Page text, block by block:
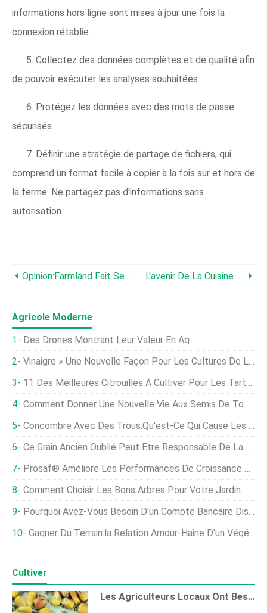
informations hors ligne sont mises à jour une fois la
connexion rétablie.
5. Collectez des données complètes et de qualité afin
de pouvoir exécuter les analyses souhaitées.
6. Protégez les données avec des mots de passe
sécurisés.
7. Définir une stratégie de partage de fichiers, qui
comprend un format facile à copier à la fois sur et hors de
la ferme. Ne partagez pas d'informations sans
autorisation.
Opinion:Farmland Fait Ses Preuves Une Fois De Plus L'avenir De La Cuisine Américaine :une Discussion Entre Terre Et Mer
Agricole Moderne
Des Drones Montrant Leur Valeur En Ag
Vinaigre » Une Nouvelle Façon Pour Les Cultures De Lutter Contre La Sécheresse ?
11 Des Meilleures Citrouilles À Cultiver Pour Les Tartes, Purée, Et Autres Friandises
Comment Donner Une Nouvelle Vie Aux Semis De Tomates Aux Longues Jambes
Concombre Avec Des Trous:Qu'est-Ce Qui Cause Les Trous Dans Les Concombres
Ce Grain Ancien Oublié Peut Être Responsable De La Société Telle Que Nous La Connaissons
Prosaf® Améliore Les Performances De Croissance Des Crevettes Nourries Avec Un Régime Pauvre En Farine De Poisson
Comment Choisir Les Bons Arbres Pour Votre Jardin
Pourquoi Avez-Vous Besoin D'un Compte Bancaire Distinct Pour Votre Ferme
Gagner Du Terrain:la Relation Amour-Haine D'un Végétalien Avec Le Mémoire D'un Agriculteur De Viande
Cultiver
Les Agriculteurs Locaux Ont Besoin Du Soutien Fédéral, Pingree Dit